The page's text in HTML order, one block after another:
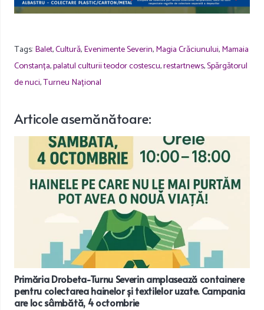
Tags:Balet,Cultură,Evenimente Severin,Magia Crăciunului,Mamaia
Constanța,palatul culturii teodor costescu,restartnews,Spărgătorul
de nuci,Turneu Național
Articoleasemănătoare:
Primăria Drobeta-Turnu Severin amplasează containere
pentru colectarea hainelor și textilelor uzate. Campania
are loc sâmbătă, 4 octombrie